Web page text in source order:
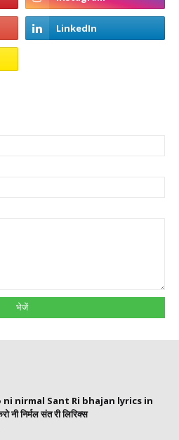
nirmal Sant Ri bhajan lyrics in
निर्मल संत री लिरिक्स